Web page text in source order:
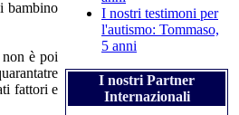
bambino
è poi
fattori e
I nostri testimoni per
l'autismo: Tommaso,
5 anni
I nostri Partner
Internazionali